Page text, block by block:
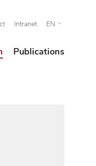
Intranet EN
Publications